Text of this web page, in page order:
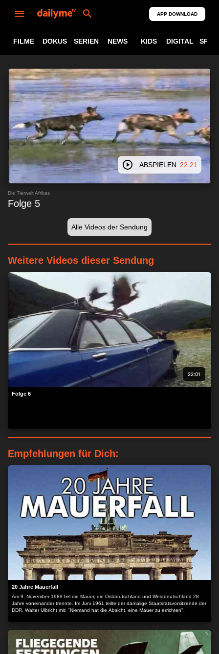
APP DOWNLOAD
FILME DOKUS SERIEN NEWS KIDS DIGITAL
ABSPIELEN 22:21
Die Tierwelt Afrikas
Folge 5
Alle Videos der Sendung
Weitere Videos dieser Sendung
22:01
Folge 6
Empfehlungen für Dich:
20 Jahre Mauerfall
Am 9. November 1989 fiel die Mauer, die Ostdeutschland und Westdeutschland 28
Jahre voneinander trennte. Im Juni 1961 teilte der damalige Staatsratsvorsitzende der
DDR, Walter Ulbricht mit: "Niemand hat die Absicht, eine Mauer zu errichten".